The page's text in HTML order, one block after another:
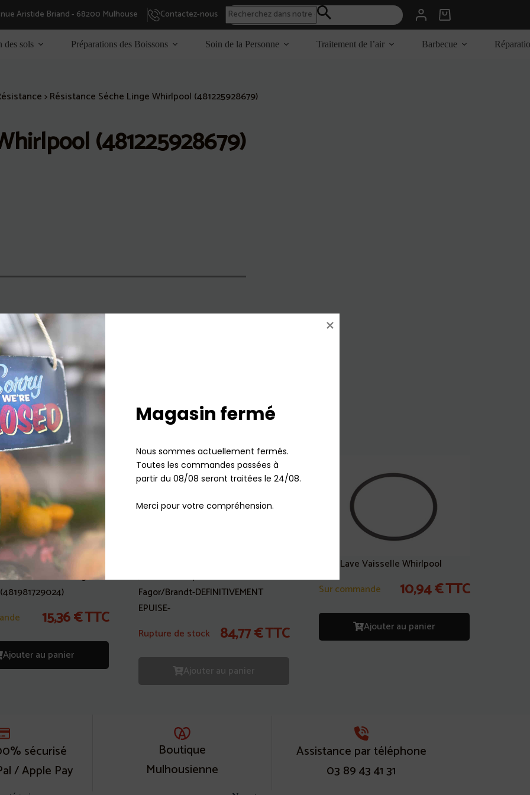
Aristide Briand - 68200 Mulhouse Contactez-nous
Panier
d’achat
des sols Préparations des Boissons Soin de la Personne Traitement de l’air Barbecue
>Résistance Séche Linge Whirlpool (481225928679)
(481225928679)
de Mulhouse
2 voies Lave Linge
15,36€TTC
Ajouter au panier
Joint tour de porte Lave Vaisselle
Fagor/Brandt-DEFINITIVEMENT
EPUISE-
Rupture de stock
84,77€TTC
Ajouter au panier
Joint Lave Vaisselle Whirlpool
Sur commande
10,94€TTC
Ajouter au panier
sécurisé
/ Apple Pay
Boutique
Mulhousienne
Assistance par téléphone
03 89 43 41 31
Magasin fermé
Nous sommes actuellement fermés.
Toutes les commandes passées à
partir du 08/08 seront traitées le 24/08.
Merci pour votre compréhension.